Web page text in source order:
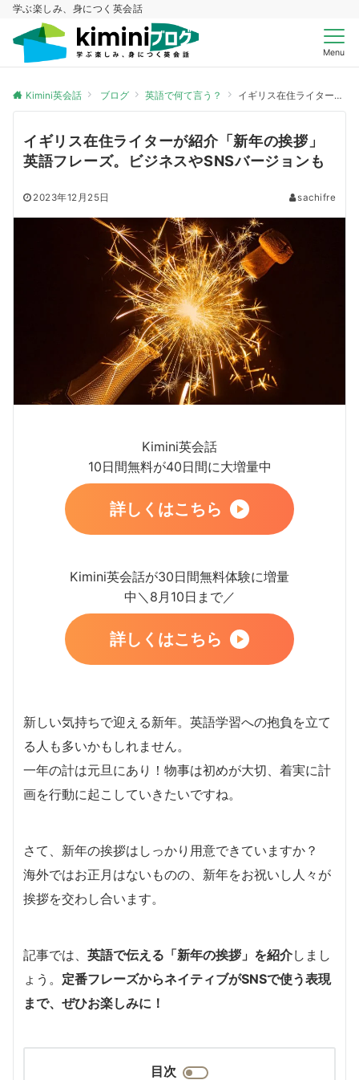
学ぶ楽しみ、身につく英会話
Menu
Kimini英会話 ブログ 英語で何て言う？ イギリス在住ライターが紹介「新年の挨拶」英語フレーズ。ビジネスやSNSバージョンも
イギリス在住ライターが紹介「新年の挨拶」
英語フレーズ。ビジネスやSNSバージョンも
2023年12月25日 sachifre
Kimini英会話
10日間無料が40日間に大増量中
詳しくはこちら
Kimini英会話が30日間無料体験に増量
中＼8月10日まで／
詳しくはこちら
新しい気持ちで迎える新年。英語学習への抱負を立て
る人も多いかもしれません。
一年の計は元旦にあり！物事は初めが大切、着実に計
画を行動に起こしていきたいですね。
さて、新年の挨拶はしっかり用意できていますか？
海外ではお正月はないものの、新年をお祝いし人々が
挨拶を交わし合います。
記事では、 英語で伝える「新年の挨拶」を紹介しまし
ょう。 定番フレーズからネイティブがSNSで使う表現
まで、ぜひお楽しみに！
目次